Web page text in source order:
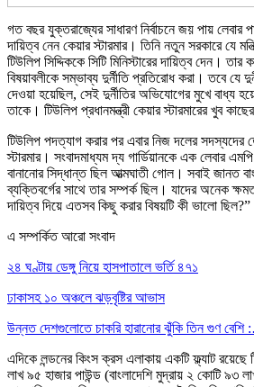
গত বছর যুক্তরাজ্যের সাধারণ নির্বাচনে জয় পায় লেবার
দায়িত্ব নেন কেয়ার স্টারমার। তিনি নতুন সরকারে যে
টিউলিপ সিদ্দিককে সিটি মিনিস্টারের দায়িত্ব দেন।
বিষয়াবলীকে সম্ভাব্য দুর্নীতি প্রতিরোধ করা। তবে যে
দেওয়া হয়েছিল, সেই দুর্নীতির অভিযোগের মুখে বাধ্য
তাকে। টিউলিপ প্রধানমন্ত্রী কেয়ার স্টারমারের খুব
টিউলিপ পদত্যাগ করার পর এবার নিজ দলের সদস্যদের
স্টারমার। সংবাদমাধ্যম দ্য গার্ডিয়ানকে এক লেবার
বানানোর সিদ্ধান্ত ছিল আত্মঘাতী গোল। সবাই জানত
ব্যক্তিবর্গের সাথে তার সম্পর্ক ছিল। যাদের অনেক
দায়িত্ব দিয়ে এতসব কিছু করার বিষয়টি কী ভালো ছিল?”
এ সম্পর্কিত আরো সংবাদ
২৪ ঘণ্টায় ডেঙ্গু নিয়ে হাসপাতালে ভর্তি ৪৭১
ঢাকাসহ ১০ অঞ্চলে ঝড়বৃষ্টির আভাস
উন্নত দেশগুলোতে চাকরি হারানোর ঝুঁকি তিন গুণ
এদিকে লন্ডনের কিংস ক্রস এলাকায় একটি ফ্ল্যাট রয়েছে
লাখ ৯৫ হাজার পাউন্ড (বাংলাদেশি মুদ্রায় ২ কোটি ৯৩